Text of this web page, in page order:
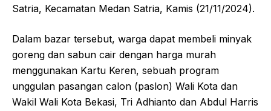
Satria, Kecamatan Medan Satria, Kamis (21/11/2024).
Dalam bazar tersebut, warga dapat membeli minyak
goreng dan sabun cair dengan harga murah
menggunakan Kartu Keren, sebuah program
unggulan pasangan calon (paslon) Wali Kota dan
Wakil Wali Kota Bekasi, Tri Adhianto dan Abdul Harris